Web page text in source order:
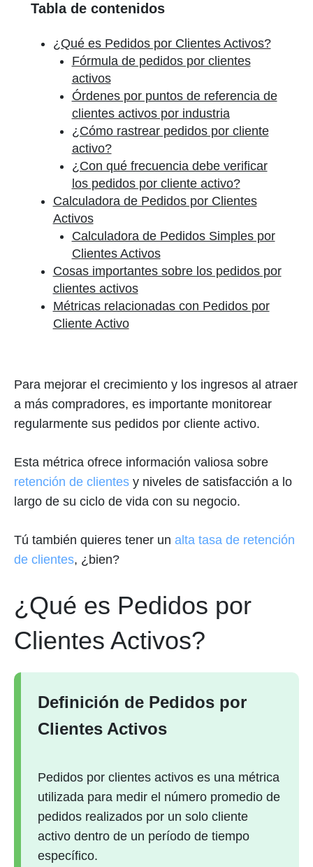
Tabla de contenidos
¿Qué es Pedidos por Clientes Activos?
Fórmula de pedidos por clientes
activos
Órdenes por puntos de referencia de
clientes activos por industria
¿Cómo rastrear pedidos por cliente
activo?
¿Con qué frecuencia debe verificar
los pedidos por cliente activo?
Calculadora de Pedidos por Clientes
Activos
Calculadora de Pedidos Simples por
Clientes Activos
Cosas importantes sobre los pedidos por
clientes activos
Métricas relacionadas con Pedidos por
Cliente Activo
Para mejorar el crecimiento y los ingresos al atraer
a más compradores, es importante monitorear
regularmente sus pedidos por cliente activo.
Esta métrica ofrece información valiosa sobre
retención de clientes y niveles de satisfacción a lo
largo de su ciclo de vida con su negocio.
Tú también quieres tener un alta tasa de retención
de clientes, ¿bien?
¿Qué es Pedidos por
Clientes Activos?
Definición de Pedidos por
Clientes Activos
Pedidos por clientes activos es una métrica
utilizada para medir el número promedio de
pedidos realizados por un solo cliente
activo dentro de un período de tiempo
específico.